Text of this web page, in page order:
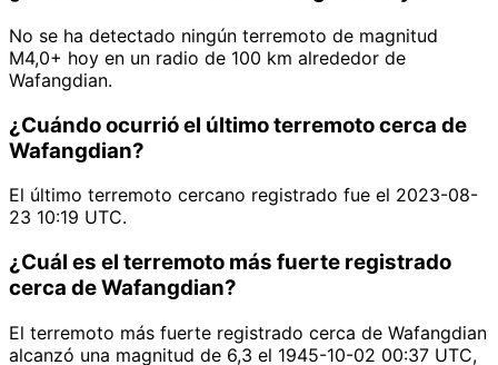
No se ha detectado ningún terremoto de magnitud
M4,0+ hoy en un radio de 100 km alrededor de
Wafangdian.
¿Cuándo ocurrió el último terremoto cerca de
Wafangdian?
El último terremoto cercano registrado fue el 2023-08-
23 10:19 UTC.
¿Cuál es el terremoto más fuerte registrado
cerca de Wafangdian?
El terremoto más fuerte registrado cerca de Wafangdian
alcanzó una magnitud de 6,3 el 1945-10-02 00:37 UTC,